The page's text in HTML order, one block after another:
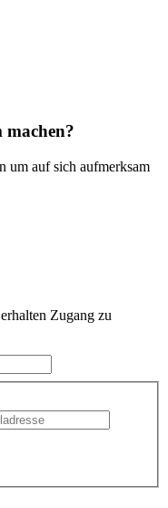
machen?
um auf sich aufmerksam
Zugang zu